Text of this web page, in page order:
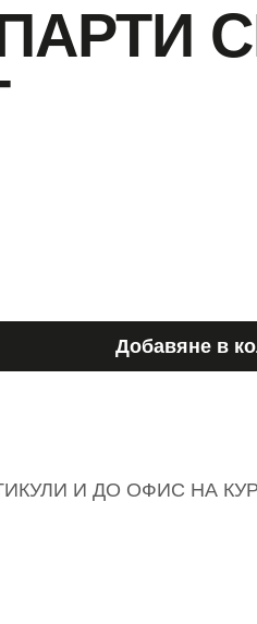
Добавяне в
И ДО ОФИС НА